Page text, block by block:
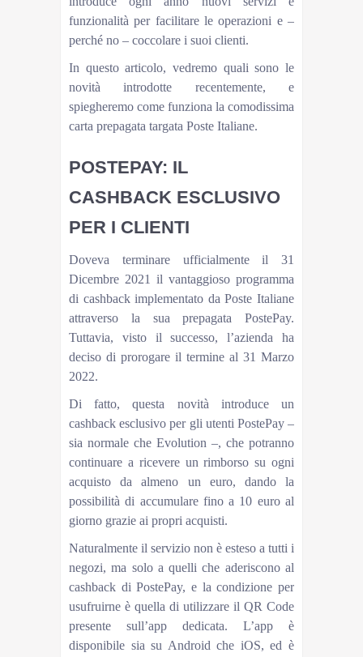
funzionalità per facilitare le operazioni e –
perché no – coccolare i suoi clienti.
In questo articolo, vedremo quali sono le
novità introdotte recentemente, e
spiegheremo come funziona la comodissima
carta prepagata targata Poste Italiane.
POSTEPAY: IL
CASHBACK ESCLUSIVO
PER I CLIENTI
Doveva terminare ufficialmente il 31
Dicembre 2021 il vantaggioso programma
di cashback implementato da Poste Italiane
attraverso la sua prepagata PostePay.
Tuttavia, visto il successo, l’azienda ha
deciso di prorogare il termine al 31 Marzo
2022.
Di fatto, questa novità introduce un
cashback esclusivo per gli utenti PostePay –
sia normale che Evolution –, che potranno
continuare a ricevere un rimborso su ogni
acquisto da almeno un euro, dando la
possibilità di accumulare fino a 10 euro al
giorno grazie ai propri acquisti.
Naturalmente il servizio non è esteso a tutti i
negozi, ma solo a quelli che aderiscono al
cashback di PostePay, e la condizione per
usufruirne è quella di utilizzare il QR Code
presente sull’app dedicata. L’app è
disponibile sia su Android che iOS, ed è